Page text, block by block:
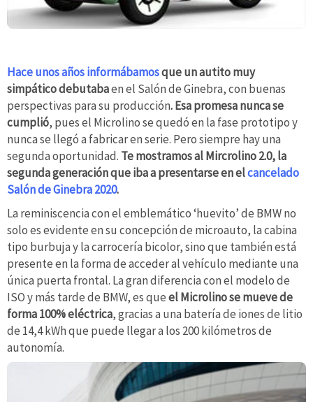
Hace unos años informábamosque un autito muy
simpático debutabaen el Salón de Ginebra, con buenas
perspectivas para su producción. Esa promesa nunca se
cumplió, pues el Microlino se quedó en la fase prototipo y
nunca se llegó a fabricar en serie. Pero siempre hay una
segunda oportunidad. Te mostramos al Mircrolino 2.0, la
segunda generación que iba a presentarse en elcancelado
Salón deGinebra 2020.
La reminiscencia con el emblemático ‘huevito’ de BMW no
solo es evidente en su concepción de microauto, la cabina
tipo burbuja y la carrocería bicolor, sino que también está
presente en la forma de acceder al vehículo mediante una
única puerta frontal. La gran diferencia con el modelo de
ISO y más tarde de BMW, es queel Microlino se mueve de
forma 100% eléctrica, gracias a una batería de iones de litio
de 14,4 kWh que puede llegar a los 200 kilómetros de
autonomía.